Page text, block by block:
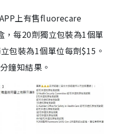
上有售fluorecare
，每20劑獨立包裝為1個單
包裝為1個單位每劑$15。
鐘知結果。